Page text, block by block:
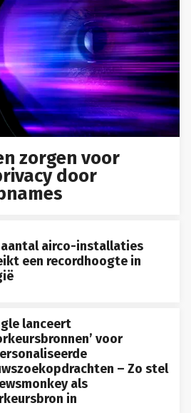
zorgen voor
door
airco-installaties
een recordhoogte in
lanceert
voor
– Zo stel
als
in